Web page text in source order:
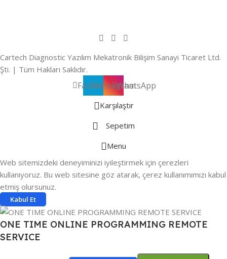
Cartech Diagnostic Yazılım Mekatronik Bilişim Sanayi Ticaret Ltd.
Şti. | Tüm Hakları Saklıdır.
FacebookInstagramWhatsApp
Karşılaştır
Sepetim
Menu
Web sitemizdeki deneyiminizi iyileştirmek için çerezleri
kullanıyoruz. Bu web sitesine göz atarak, çerez kullanımımızı kabul
etmiş olursunuz.
Kabul Et
ONE TIME ONLINE PROGRAMMING REMOTE
SERVICE